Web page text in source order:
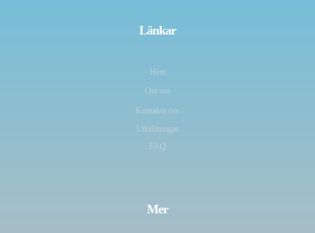
Länkar
Hem
Om oss
Kontakta oss
Utbildningar
FAQ
Mer